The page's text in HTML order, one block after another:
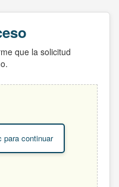
que la solicitud
para continuar